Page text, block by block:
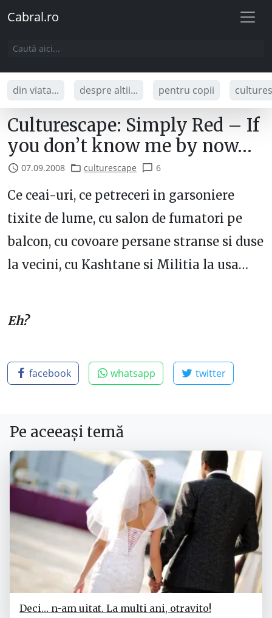
Cabral.ro
din viata... despre altii... pentru copii
Culturescape: Simply Red – If
you don’t know me by now…
07.09.2008 culturescape 6
Ce ceai-uri, ce petreceri in garsoniere
tixite de lume, cu salon de fumatori pe
balcon, cu covoare persane stranse si duse
la vecini, cu Kashtane si Militia la usa…
Eh?
facebook whatsapp twitter
Pe aceeași temă
Deci… n-am uitat. La multi ani, otravito!